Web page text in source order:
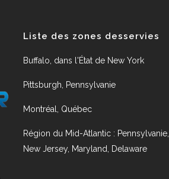
Liste des zones desservies
Buffalo, dans l'État de New York
Pittsburgh, Pennsylvanie
Montréal, Québec
Région du Mid-Atlantic : Pennsylvanie,
New Jersey, Maryland, Delaware